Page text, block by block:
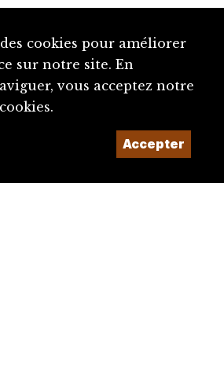
cookies pour améliorer
sur notre site. En
vous acceptez notre
Accepter